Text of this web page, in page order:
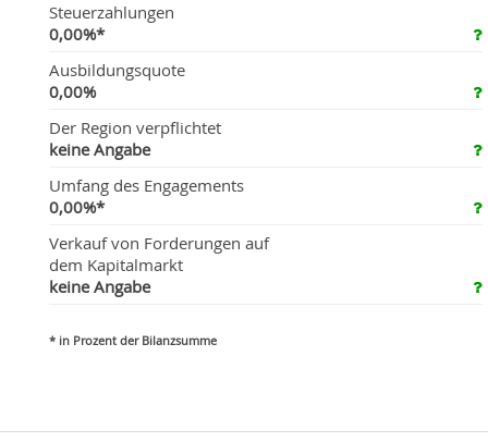
Steuerzahlungen
0,00%*
Ausbildungsquote
0,00%
Der Region verpflichtet
keine Angabe
Umfang des Engagements
0,00%*
Verkauf von Forderungen auf
dem Kapitalmarkt
keine Angabe
* in Prozent der Bilanzsumme